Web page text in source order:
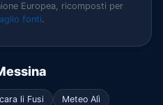
Europea, ricomposti per
fonti.
li Fusi Meteo Alì